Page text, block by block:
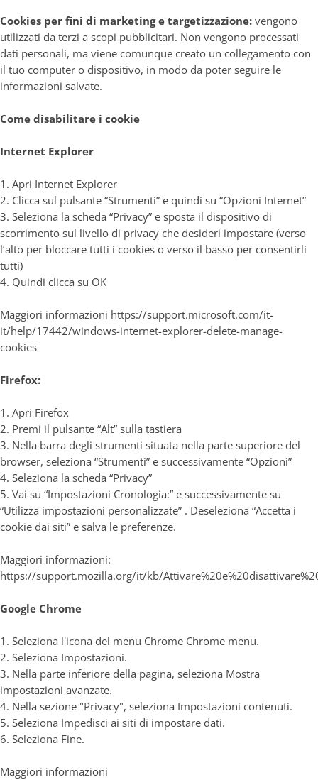
Cookies per fini di marketing e targetizzazione: vengono
utilizzati da terzi a scopi pubblicitari. Non vengono processati
dati personali, ma viene comunque creato un collegamento con
il tuo computer o dispositivo, in modo da poter seguire le
informazioni salvate.
Come disabilitare i cookie
Internet Explorer
1. Apri Internet Explorer
2. Clicca sul pulsante “Strumenti” e quindi su “Opzioni Internet”
3. Seleziona la scheda “Privacy” e sposta il dispositivo di
scorrimento sul livello di privacy che desideri impostare (verso
l’alto per bloccare tutti i cookies o verso il basso per consentirli
tutti)
4. Quindi clicca su OK
Maggiori informazioni https://support.microsoft.com/it-
it/help/17442/windows-internet-explorer-delete-manage-
cookies
Firefox:
1. Apri Firefox
2. Premi il pulsante “Alt” sulla tastiera
3. Nella barra degli strumenti situata nella parte superiore del
browser, seleziona “Strumenti” e successivamente “Opzioni”
4. Seleziona la scheda “Privacy”
5. Vai su “Impostazioni Cronologia:” e successivamente su
“Utilizza impostazioni personalizzate” . Deseleziona “Accetta i
cookie dai siti” e salva le preferenze.
Maggiori informazioni:
https://support.mozilla.org/it/kb/
Google Chrome
1. Seleziona l'icona del menu Chrome Chrome menu.
2. Seleziona Impostazioni.
3. Nella parte inferiore della pagina, seleziona Mostra
impostazioni avanzate.
4. Nella sezione "Privacy", seleziona Impostazioni contenuti.
5. Seleziona Impedisci ai siti di impostare dati.
6. Seleziona Fine.
Maggiori informazioni